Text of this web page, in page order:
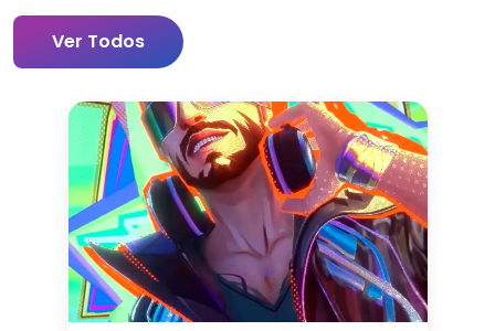
Ver Todos